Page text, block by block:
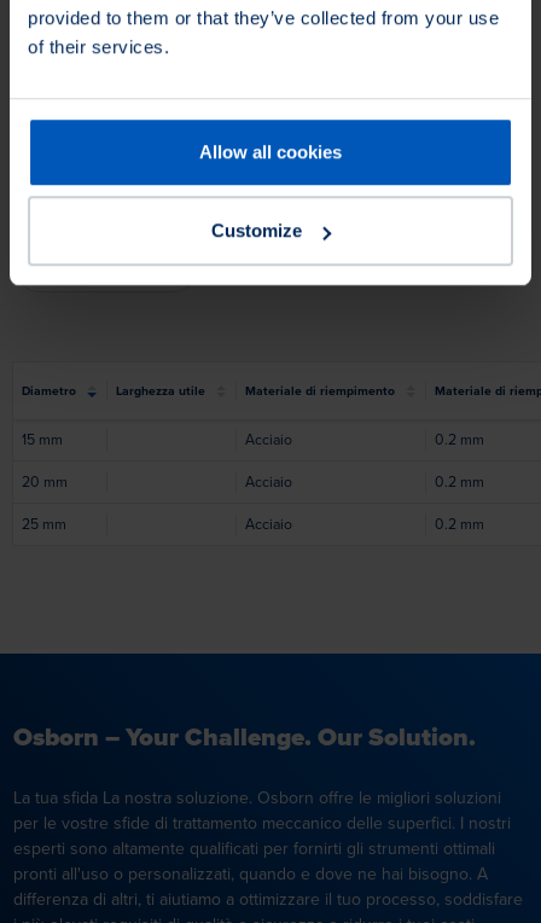
provided to them or that they’ve collected from your use
of their services.
Allow all cookies
Customize
Questo prodotto non è disponibile in Nord America.Puoi
comunque richiedere il prodotto e ti troveremo un
equivalente appropriato.
Applicare su
Applicare su
Diametro Larghezza utile Materiale di riempimento Materiale di
15 mm Acciaio 0.2 mm
20 mm Acciaio 0.2 mm
25 mm Acciaio 0.2 mm
Osborn – Your Challenge. Our Solution.
La tua sfida La nostra soluzione. Osborn offre le migliori soluzioni
per le vostre sfide di trattamento meccanico delle superfici. I nostri
esperti sono altamente qualificati per fornirti gli strumenti ottimali
pronti all'uso o personalizzati, quando e dove ne hai bisogno. A
differenza di altri, ti aiutiamo a ottimizzare il tuo processo, soddisfare